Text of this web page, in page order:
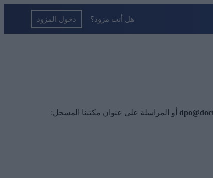
أو المراسلة على عنوان مكتبنا المسجل: